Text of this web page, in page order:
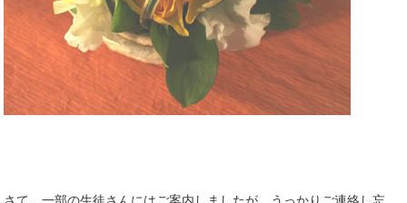
さて、一部の生徒さんにはご案内しましたが、うっかりご連絡し忘